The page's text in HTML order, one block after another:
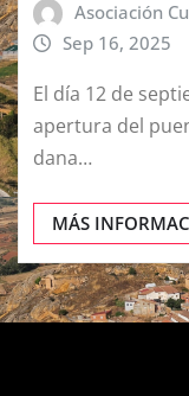
Asociación
Sep 16, 2025
El día 12 de
apertura del
dana…
MÁS